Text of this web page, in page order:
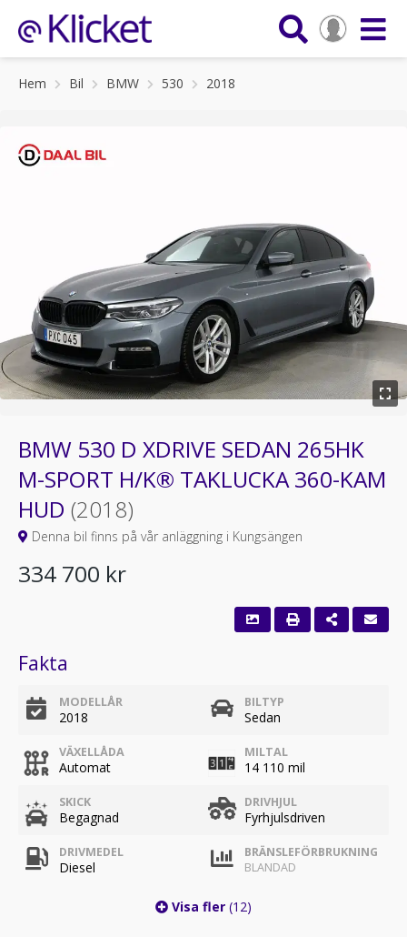
Hem Bil BMW 530 2018
BMW 530 D XDRIVE SEDAN 265HK
M-SPORT H/K® TAKLUCKA 360-KAM
HUD (2018)
Denna bil finns på vår anläggning i Kungsängen
334 700 kr
Fakta
MODELLÅR
2018
BILTYP
Sedan
VÄXELLÅDA
Automat
MILTAL
14 110 mil
SKICK
Begagnad
DRIVHJUL
Fyrhjulsdriven
DRIVMEDEL
Diesel
BRÄNSLEFÖRBRUKNING
BLANDAD
Visa fler (12)